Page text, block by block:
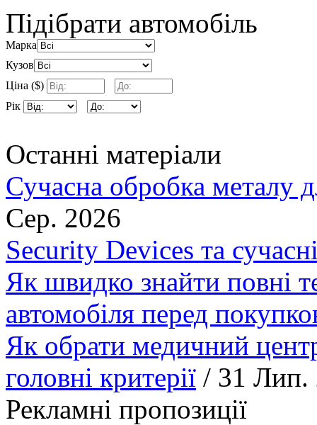
Підібрати автомобіль
Марка
Кузов
Ціна ($)
Рік
Останні матеріали
Сучасна обробка металу
Сер. 2026
Security Devices та
Як швидко знайти повні
автомобіля перед
Як обрати медичний
головні критерії / 31 Лип.
Рекламні пропозиції